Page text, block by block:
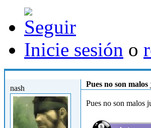
Inicie sesión o
nash Pues no son malos
Pues no son malos